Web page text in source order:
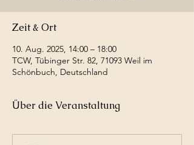
Zeit & Ort
10. Aug. 2025, 14:00 – 18:00
TCW, Tübinger Str. 82, 71093 Weil im
Schönbuch, Deutschland
Über die Veranstaltung